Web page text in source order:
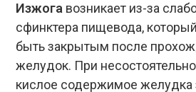
Изжога возникает из-за
сфинктера пищевода,
быть закрытым после
желудок. При
кислое содержимое желудка